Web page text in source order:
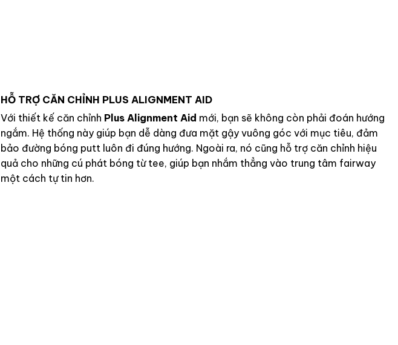
HỖ TRỢ CĂN CHỈNH PLUS ALIGNMENT AID
Với thiết kế căn chỉnh Plus Alignment Aid mới, bạn sẽ không còn phải đoán hướng
ngắm. Hệ thống này giúp bạn dễ dàng đưa mặt gậy vuông góc với mục tiêu, đảm
bảo đường bóng putt luôn đi đúng hướng. Ngoài ra, nó cũng hỗ trợ căn chỉnh hiệu
quả cho những cú phát bóng từ tee, giúp bạn nhắm thẳng vào trung tâm fairway
một cách tự tin hơn.